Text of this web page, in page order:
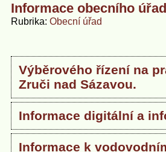
Informace obecního
Rubrika Obecní úřad
Výběrového řízení na
Zruči nad Sázavou.
Informace digitální a
Informace k